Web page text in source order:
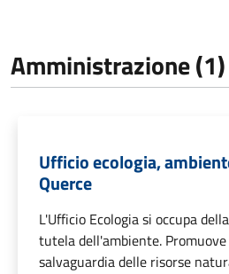
Amministrazione (1)
Ufficio ecologia,
Querce
L'Ufficio Ecologia si occupa
tutela dell'ambiente.
salvaguardia delle risorse